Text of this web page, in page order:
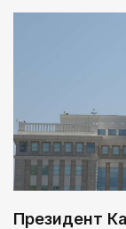
Президент